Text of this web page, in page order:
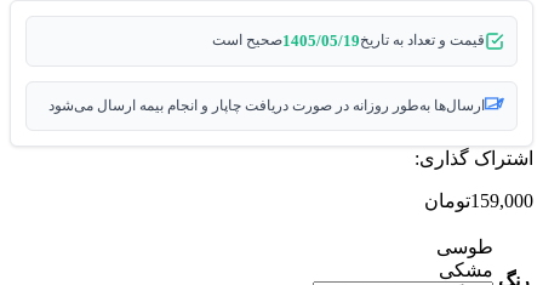
قیمت و تعداد به تاریخ1405/05/19صحیح است
ارسال‌ها به‌طور روزانه در صورت دریافت چاپار و انجام بیمه ارسال می‌شود
اشتراک گذاری:
159,000تومان
رنگ
طوسی
مشکی